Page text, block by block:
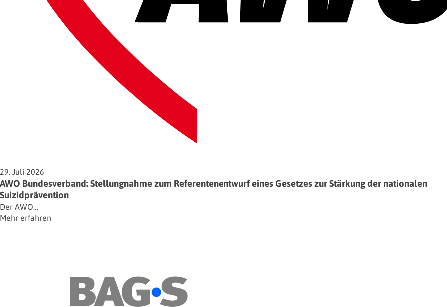
29. Juli 2026
AWO Bundesverband: Stellungnahme zum Referentenentwurf eines Gesetzes zur Stärkung der nationalen
Suizidprävention
Der AWO…
Mehr erfahren